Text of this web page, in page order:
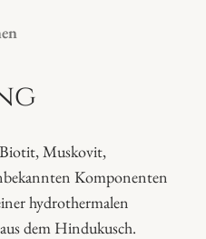
Muskovit,
Komponenten
hydrothermalen
dem Hindukusch.